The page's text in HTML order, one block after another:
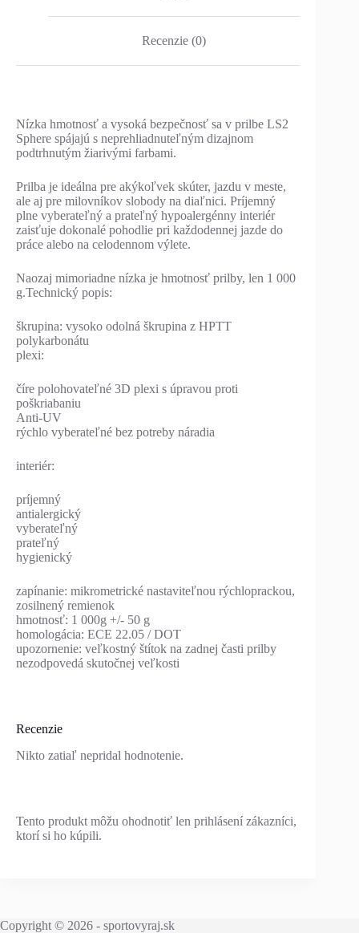
Recenzie (0)
Nízka hmotnosť a vysoká bezpečnosť sa v prilbe LS2
Sphere spájajú s neprehliadnuteľným dizajnom
podtrhnutým žiarivými farbami.
Prilba je ideálna pre akýkoľvek skúter, jazdu v meste,
ale aj pre milovníkov slobody na diaľnici. Príjemný
plne vyberateľný a prateľný hypoalergénny interiér
zaisťuje dokonalé pohodlie pri každodennej jazde do
práce alebo na celodennom výlete.
Naozaj mimoriadne nízka je hmotnosť prilby, len 1 000
g.Technický popis:
škrupina: vysoko odolná škrupina z HPTT
polykarbonátu
plexi:
číre polohovateľné 3D plexi s úpravou proti
poškriabaniu
Anti-UV
rýchlo vyberateľné bez potreby náradia
interiér:
príjemný
antialergický
vyberateľný
prateľný
hygienický
zapínanie: mikrometrické nastaviteľnou rýchloprackou,
zosilnený remienok
hmotnosť: 1 000g +/- 50 g
homologácia: ECE 22.05 / DOT
upozornenie: veľkostný štítok na zadnej časti prilby
nezodpovedá skutočnej veľkosti
Recenzie
Nikto zatiaľ nepridal hodnotenie.
Tento produkt môžu ohodnotiť len prihlásení zákazníci,
ktorí si ho kúpili.
Copyright © 2026 - sportovyraj.sk